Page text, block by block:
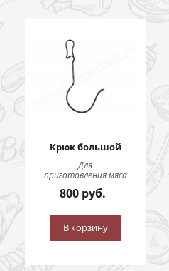
Крюк большой
Для
приготовления мяса
800 руб.
В корзину